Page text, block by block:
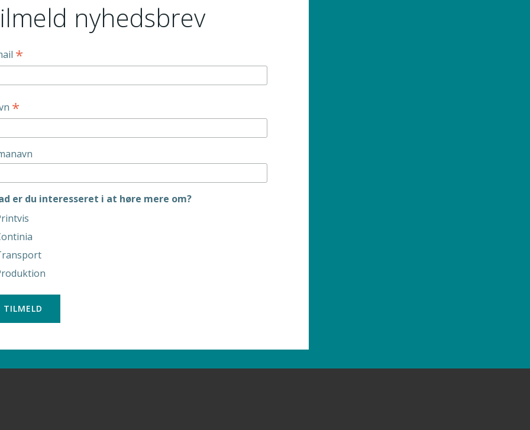
nyhedsbrev
*
*
er du interesseret i at høre mere om?